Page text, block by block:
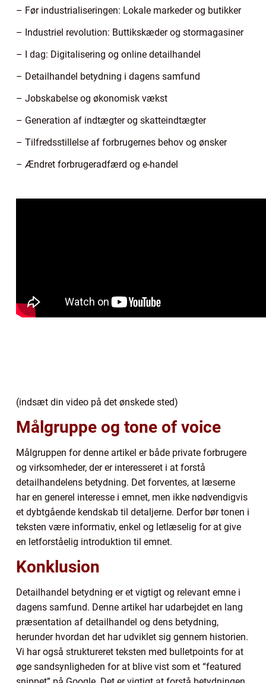
– Før industrialiseringen: Lokale markeder og butikker
– Industriel revolution: Buttikskæder og stormagasiner
– I dag: Digitalisering og online detailhandel
– Detailhandel betydning i dagens samfund
– Jobskabelse og økonomisk vækst
– Generation af indtægter og skatteindtægter
– Tilfredsstillelse af forbrugernes behov og ønsker
– Ændret forbrugeradfærd og e-handel
(indsæt din video på det ønskede sted)
Målgruppe og tone of voice
Målgruppen for denne artikel er både private forbrugere
og virksomheder, der er interesseret i at forstå
detailhandelens betydning. Det forventes, at læserne
har en generel interesse i emnet, men ikke nødvendigvis
et dybtgående kendskab til detaljerne. Derfor bør tonen i
teksten være informativ, enkel og letlæselig for at give
en letforståelig introduktion til emnet.
Konklusion
Detailhandel betydning er et vigtigt og relevant emne i
dagens samfund. Denne artikel har udarbejdet en lang
præsentation af detailhandel og dens betydning,
herunder hvordan det har udviklet sig gennem historien.
Vi har også struktureret teksten med bulletpoints for at
øge sandsynligheden for at blive vist som et “featured